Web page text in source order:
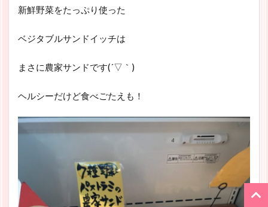
新鮮野菜をたっぷり使った
ベジタブルサンドイッチは
まさに農家サンドです(´▽｀)
ヘルシーだけど食べごたえも！